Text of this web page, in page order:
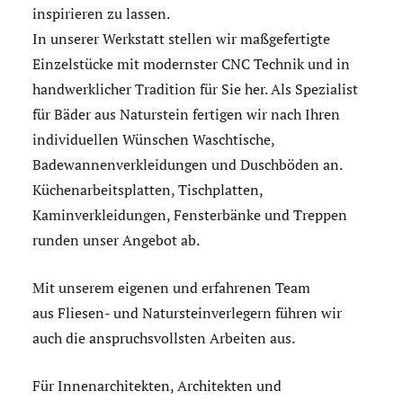
inspirieren zu lassen.
In unserer Werkstatt stellen wir maßgefertigte
Einzelstücke mit modernster CNC Technik und in
handwerklicher Tradition für Sie her. Als Spezialist
für Bäder aus Naturstein fertigen wir nach Ihren
individuellen Wünschen Waschtische,
Badewannenverkleidungen und Duschböden an.
Küchenarbeitsplatten, Tischplatten,
Kaminverkleidungen, Fensterbänke und Treppen
runden unser Angebot ab.
Mit unserem eigenen und erfahrenen Team
aus Fliesen- und Natursteinverlegern führen wir
auch die anspruchsvollsten Arbeiten aus.
Für Innenarchitekten, Architekten und